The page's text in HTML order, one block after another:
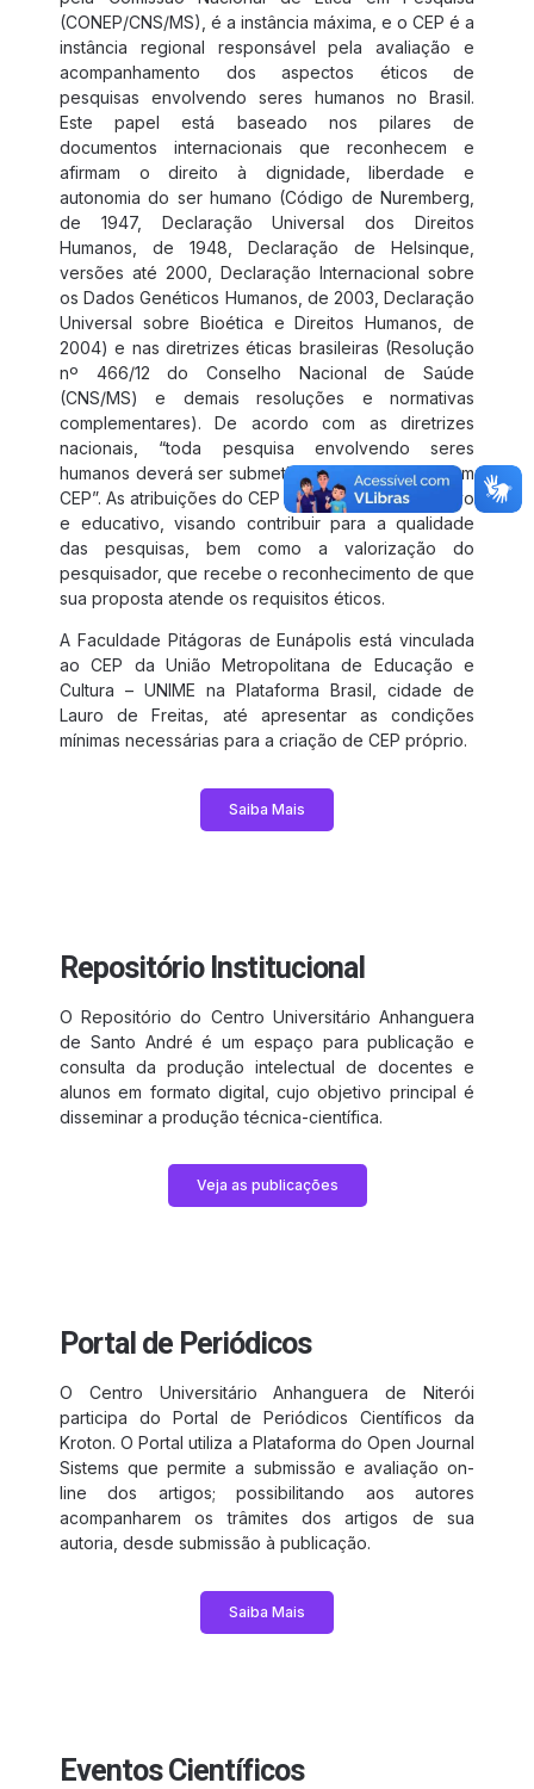
(CONEP/CNS/MS), é a instância máxima, e o CEP é a
instância regional responsável pela avaliação e
acompanhamento dos aspectos éticos de
pesquisas envolvendo seres humanos no Brasil.
Este papel está baseado nos pilares de
documentos internacionais que reconhecem e
afirmam o direito à dignidade, liberdade e
autonomia do ser humano (Código de Nuremberg,
de 1947, Declaração Universal dos Direitos
Humanos, de 1948, Declaração de Helsinque,
versões até 2000, Declaração Internacional sobre
os Dados Genéticos Humanos, de 2003, Declaração
Universal sobre Bioética e Direitos Humanos, de
2004) e nas diretrizes éticas brasileiras (Resolução
nº 466/12 do Conselho Nacional de Saúde
(CNS/MS) e demais resoluções e normativas
complementares). De acordo com as diretrizes
nacionais, “toda pesquisa envolvendo seres
humanos deverá ser submetida à apreciação de um
CEP”. As atribuições do CEP são de papel consultivo
e educativo, visando contribuir para a qualidade
das pesquisas, bem como a valorização do
pesquisador, que recebe o reconhecimento de que
sua proposta atende os requisitos éticos.
A Faculdade Pitágoras de Eunápolis está vinculada
ao CEP da União Metropolitana de Educação e
Cultura – UNIME na Plataforma Brasil, cidade de
Lauro de Freitas, até apresentar as condições
mínimas necessárias para a criação de CEP próprio.
Saiba Mais
Repositório Institucional
O Repositório do Centro Universitário Anhanguera
de Santo André é um espaço para publicação e
consulta da produção intelectual de docentes e
alunos em formato digital, cujo objetivo principal é
disseminar a produção técnica-científica.
Veja as publicações
Portal de Periódicos
O Centro Universitário Anhanguera de Niterói
participa do Portal de Periódicos Científicos da
Kroton. O Portal utiliza a Plataforma do Open Journal
Sistems que permite a submissão e avaliação on-
line dos artigos; possibilitando aos autores
acompanharem os trâmites dos artigos de sua
autoria, desde submissão à publicação.
Saiba Mais
Eventos Científicos